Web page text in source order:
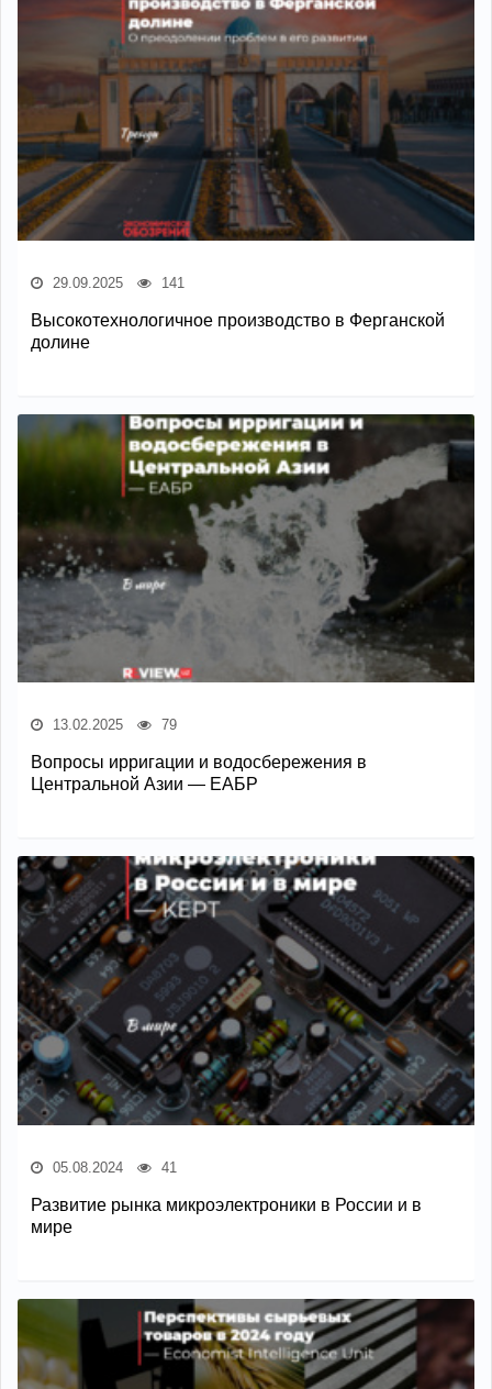
29.09.2025 141
Высокотехнологичное производство в Ферганской
долине
13.02.2025 79
Вопросы ирригации и водосбережения в
Центральной Азии — ЕАБР
05.08.2024 41
Развитие рынка микроэлектроники в России и в
мире